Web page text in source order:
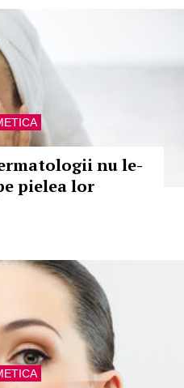
nu le-
pielea lor